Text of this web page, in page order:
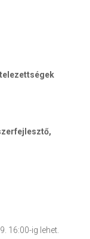
16:00-ig lehet.